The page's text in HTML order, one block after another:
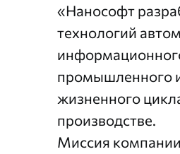
«Нанософт
технологий
промышленного и
жизненного
производстве.
Миссия